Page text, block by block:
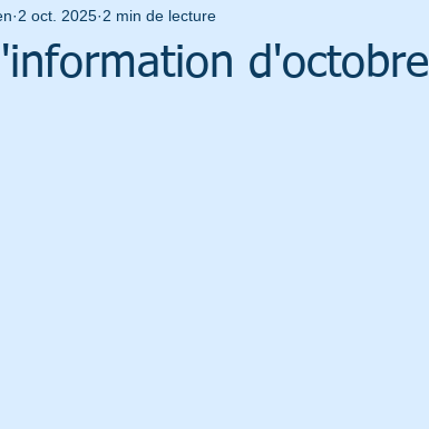
Fabien LUPFER Impôts
d'octobre
2 oct. 2025 2 min de lecture
sur 5.